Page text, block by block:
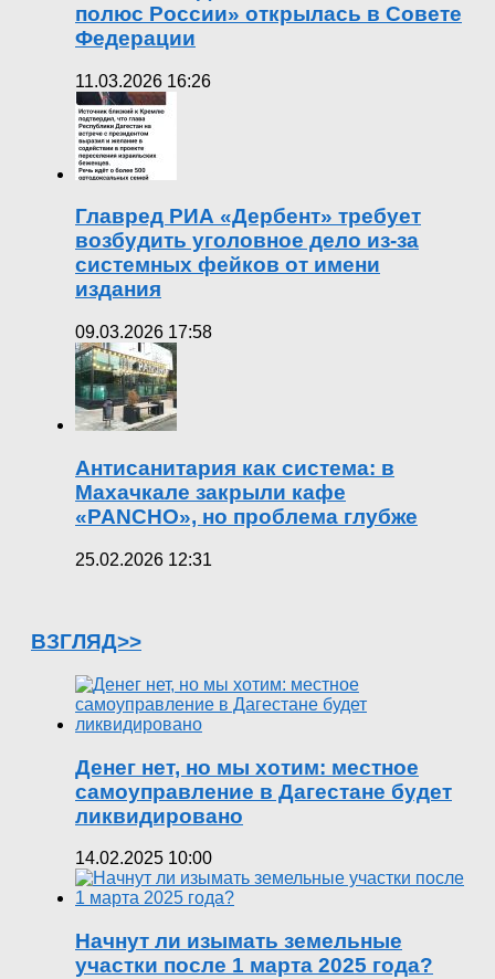
полюс России» открылась в Совете
Федерации
11.03.2026 16:26
Главред РИА «Дербент» требует
возбудить уголовное дело из-за
системных фейков от имени
издания
09.03.2026 17:58
Антисанитария как система: в
Махачкале закрыли кафе
«PANCHO», но проблема глубже
25.02.2026 12:31
ВЗГЛЯД>>
Денег нет, но мы хотим: местное
самоуправление в Дагестане будет
ликвидировано
14.02.2025 10:00
Начнут ли изымать земельные
участки после 1 марта 2025 года?